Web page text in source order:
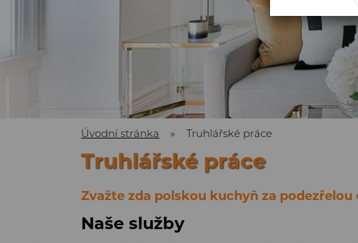
Úvodní stránka » Truhlářské práce
Truhlářské práce
Zvažte zda polskou kuchyň za
Naše služby